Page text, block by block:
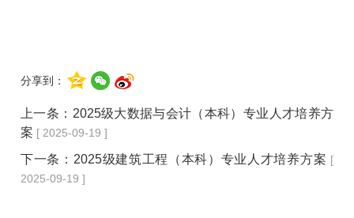
分享到：
上一条： 2025级大数据与会计（本科）专业人才培养方
案 [ 2025-09-19 ]
下一条： 2025级建筑工程（本科）专业人才培养方案 [
2025-09-19 ]